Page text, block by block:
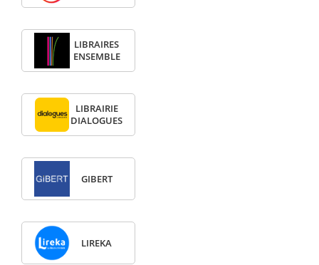
LIBRAIRES
ENSEMBLE
LIBRAIRIE
DIALOGUES
GIBERT
LIREKA